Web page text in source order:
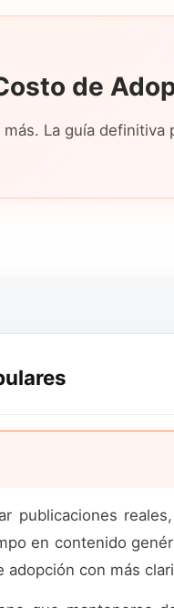
de
La guía definitiva
publicaciones
en contenido
adopción con más